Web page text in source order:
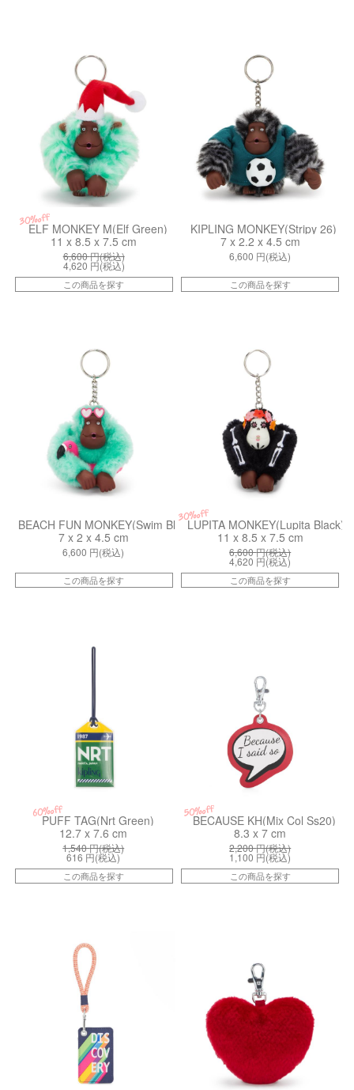
30%off
ELF MONKEY M(Elf Green)
11 x 8.5 x 7.5 cm
6,600円(税込)
4,620 円(税込)
この商品を探す
KIPLING MONKEY(Stripy 26)
7 x 2.2 x 4.5 cm
6,600 円(税込)
この商品を探す
BEACH FUN MONKEY(Swim Blue)
7 x 2 x 4.5 cm
6,600 円(税込)
この商品を探す
30%off
LUPITA MONKEY(Lupita Black)
11 x 8.5 x 7.5 cm
6,600円(税込)
4,620 円(税込)
この商品を探す
60%off
PUFF TAG(Nrt Green)
12.7 x 7.6 cm
1,540円(税込)
616 円(税込)
この商品を探す
50%off
BECAUSE KH(Mix Col Ss20)
8.3 x 7 cm
2,200円(税込)
1,100 円(税込)
この商品を探す